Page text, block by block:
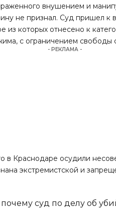
внушением и
не признал. Суд пришел к
которых отнесено к
с ограничением свободы
- РЕКЛАМА -
в Краснодаре осудили
экстремистской и
суд по делу об